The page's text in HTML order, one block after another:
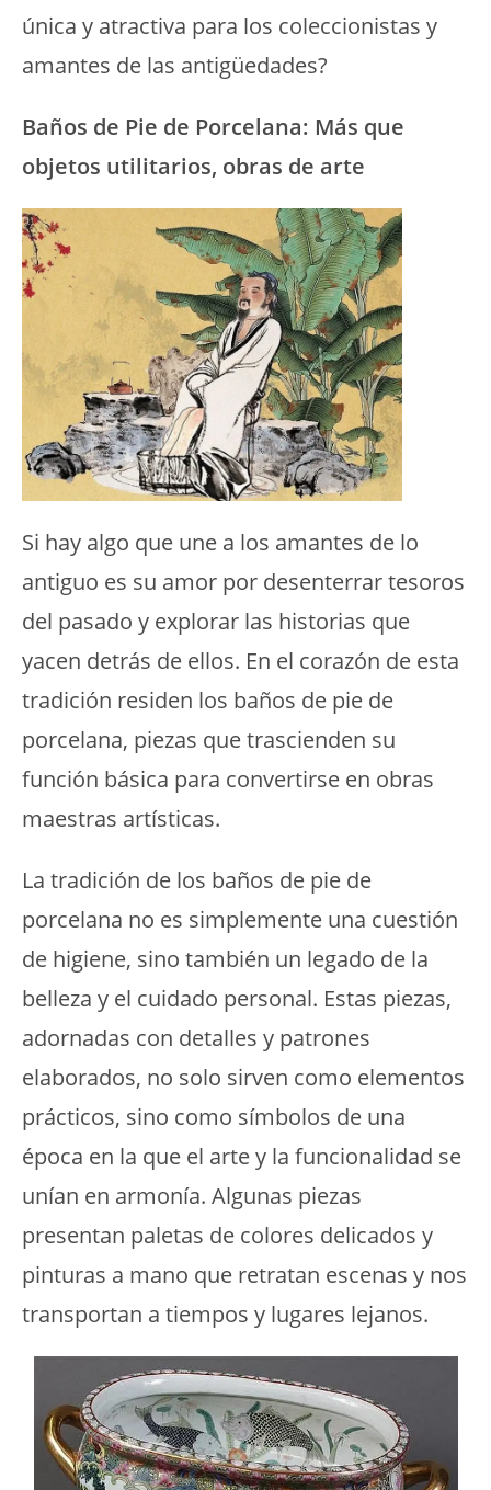
única y atractiva para los coleccionistas y
amantes de las antigüedades?
Baños de Pie de Porcelana: Más que
objetos utilitarios, obras de arte
Si hay algo que une a los amantes de lo
antiguo es su amor por desenterrar tesoros
del pasado y explorar las historias que
yacen detrás de ellos. En el corazón de esta
tradición residen los baños de pie de
porcelana, piezas que trascienden su
función básica para convertirse en obras
maestras artísticas.
La tradición de los baños de pie de
porcelana no es simplemente una cuestión
de higiene, sino también un legado de la
belleza y el cuidado personal. Estas piezas,
adornadas con detalles y patrones
elaborados, no solo sirven como elementos
prácticos, sino como símbolos de una
época en la que el arte y la funcionalidad se
unían en armonía. Algunas piezas
presentan paletas de colores delicados y
pinturas a mano que retratan escenas y nos
transportan a tiempos y lugares lejanos.